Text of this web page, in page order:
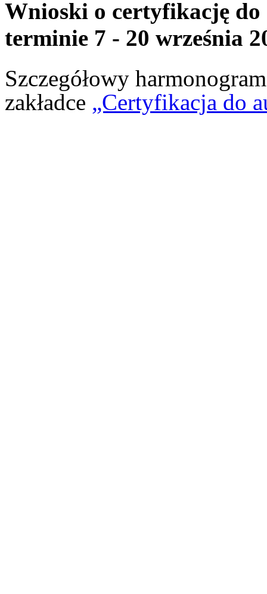
Wnioski o certyfikację do
terminie 7 - 20 września
Szczegółowy
zakładce „Certyfikacja do